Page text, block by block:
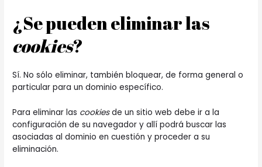
¿Se pueden eliminar las
cookies?
Sí. No sólo eliminar, también bloquear, de forma general o
particular para un dominio específico.
Para eliminar las cookiesde un sitio web debe ir a la
configuración de su navegador y allí podrá buscar las
asociadas al dominio en cuestión y proceder a su
eliminación.